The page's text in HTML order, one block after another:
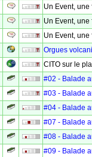
Un Event,
Un Event,
Un Event,
Orgues
CITO sur le
#02 - Balade
#03 - Balade
#04 - Balade
#07 - Balade
#08 - Balade
#09 - Balade